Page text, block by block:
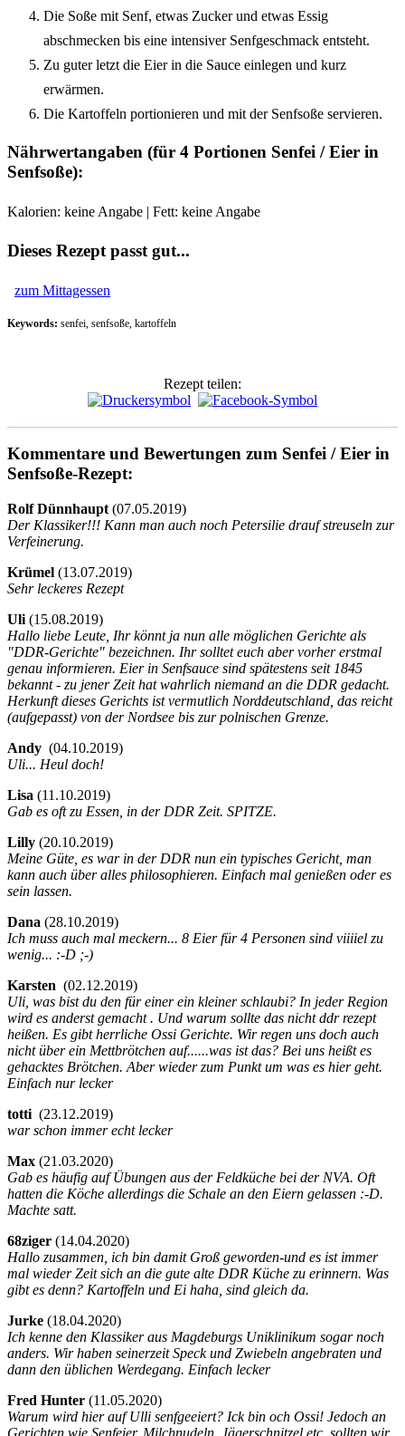
Die Soße mit Senf, etwas Zucker und etwas Essig
abschmecken bis eine intensiver Senfgeschmack entsteht.
Zu guter letzt die Eier in die Sauce einlegen und kurz
erwärmen.
Die Kartoffeln portionieren und mit der Senfsoße servieren.
Nährwertangaben (für 4 Portionen Senfei / Eier in
Senfsoße):
Kalorien: keine Angabe | Fett: keine Angabe
Dieses Rezept passt gut...
zum Mittagessen
Keywords: senfei, senfsoße, kartoffeln
Rezept teilen:
Kommentare und Bewertungen zum Senfei / Eier in
Senfsoße-Rezept:
Rolf Dünnhaupt (07.05.2019)
Der Klassiker!!! Kann man auch noch Petersilie drauf streuseln zur
Verfeinerung.
Krümel (13.07.2019)
Sehr leckeres Rezept
Uli (15.08.2019)
Hallo liebe Leute, Ihr könnt ja nun alle möglichen Gerichte als
"DDR-Gerichte" bezeichnen. Ihr solltet euch aber vorher erstmal
genau informieren. Eier in Senfsauce sind spätestens seit 1845
bekannt - zu jener Zeit hat wahrlich niemand an die DDR gedacht.
Herkunft dieses Gerichts ist vermutlich Norddeutschland, das reicht
(aufgepasst) von der Nordsee bis zur polnischen Grenze.
Andy (04.10.2019)
Uli... Heul doch!
Lisa (11.10.2019)
Gab es oft zu Essen, in der DDR Zeit. SPITZE.
Lilly (20.10.2019)
Meine Güte, es war in der DDR nun ein typisches Gericht, man
kann auch über alles philosophieren. Einfach mal genießen oder es
sein lassen.
Dana (28.10.2019)
Ich muss auch mal meckern... 8 Eier für 4 Personen sind viiiiel zu
wenig... :-D ;-)
Karsten (02.12.2019)
Uli, was bist du den für einer ein kleiner schlaubi? In jeder Region
wird es anderst gemacht . Und warum sollte das nicht ddr rezept
heißen. Es gibt herrliche Ossi Gerichte. Wir regen uns doch auch
nicht über ein Mettbrötchen auf......was ist das? Bei uns heißt es
gehacktes Brötchen. Aber wieder zum Punkt um was es hier geht.
Einfach nur lecker
totti (23.12.2019)
war schon immer echt lecker
Max (21.03.2020)
Gab es häufig auf Übungen aus der Feldküche bei der NVA. Oft
hatten die Köche allerdings die Schale an den Eiern gelassen :-D.
Machte satt.
68ziger (14.04.2020)
Hallo zusammen, ich bin damit Groß geworden-und es ist immer
mal wieder Zeit sich an die gute alte DDR Küche zu erinnern. Was
gibt es denn? Kartoffeln und Ei haha, sind gleich da.
Jurke (18.04.2020)
Ich kenne den Klassiker aus Magdeburgs Uniklinikum sogar noch
anders. Wir haben seinerzeit Speck und Zwiebeln angebraten und
dann den üblichen Werdegang. Einfach lecker
Fred Hunter (11.05.2020)
Warum wird hier auf Ulli senfgeeiert? Ick bin och Ossi! Jedoch an
Gerichten wie Senfeier, Milchnudeln, Jägerschnitzel etc. sollten wir,